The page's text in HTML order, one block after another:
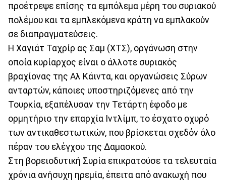
προέτρεψε επίσης τα εμπόλεμα μέρη του συριακού
πολέμου και τα εμπλεκόμενα κράτη να εμπλακούν
σε διαπραγματεύσεις.
Η Χαγιάτ Ταχρίρ ας Σαμ (ΧΤΣ), οργάνωση στην
οποία κυρίαρχος είναι ο άλλοτε συριακός
βραχίονας της Αλ Κάιντα, και οργανώσεις Σύρων
ανταρτών, κάποιες υποστηριζόμενες από την
Τουρκία, εξαπέλυσαν την Τετάρτη έφοδο με
ορμητήριο την επαρχία Ιντλίμπ, το έσχατο οχυρό
των αντικαθεστωτικών, που βρίσκεται σχεδόν όλο
πέραν του ελέγχου της Δαμασκού.
Στη βορειοδυτική Συρία επικρατούσε τα τελευταία
χρόνια ανήσυχη ηρεμία, έπειτα από ανακωχή που